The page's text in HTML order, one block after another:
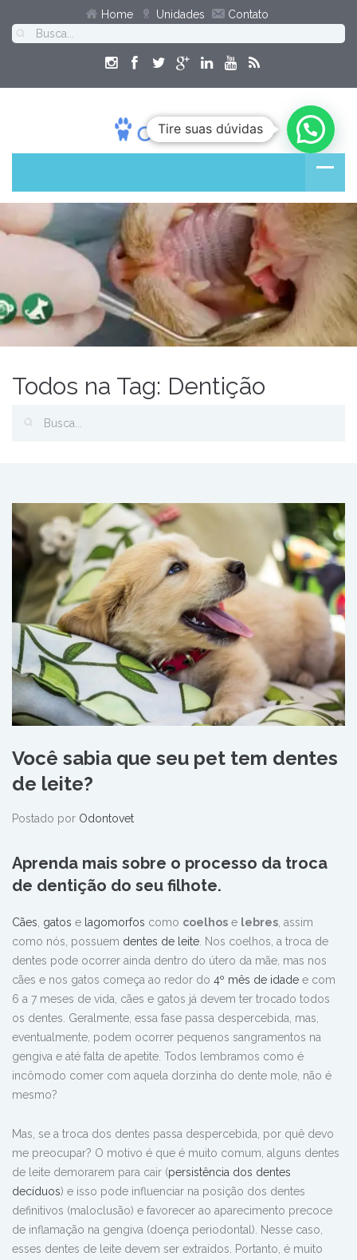
Home Unidades Contato
Todos na Tag: Dentição
Você sabia que seu pet tem dentes
de leite?
Postado por Odontovet
Aprenda mais sobre o processo da troca
de dentição do seu filhote.
Cães gatos e lagomorfos como coelhos e lebres , assim
como nós, possuem dentes de leite . Nos coelhos, a troca de
dentes pode ocorrer ainda dentro do útero da mãe, mas nos
cães e nos gatos começa ao redor do 4º mês de idade e com
6 a 7 meses de vida, cães e gatos já devem ter trocado todos
os dentes. Geralmente, essa fase passa despercebida, mas,
eventualmente, podem ocorrer pequenos sangramentos na
gengiva e até falta de apetite. Todos lembramos como é
incômodo comer com aquela dorzinha do dente mole, não é
mesmo?
Mas, se a troca dos dentes passa despercebida, por quê devo
me preocupar? O motivo é que é muito comum, alguns dentes
de leite demorarem para cair (persistência dos dentes
decíduos) e isso pode influenciar na posição dos dentes
definitivos (maloclusão) e favorecer ao aparecimento precoce
de inflamação na gengiva (doença periodontal). Nesse caso,
esses dentes de leite devem ser extraídos. Portanto, é muito
Tire suas dúvidas